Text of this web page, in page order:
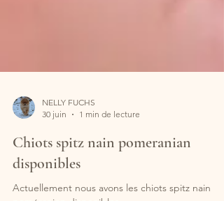
NELLY FUCHS
30 juin
1 min de lecture
Chiots spitz nain pomeranian
disponibles